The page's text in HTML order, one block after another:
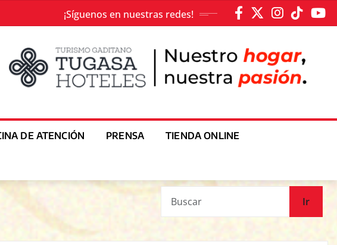
¡Síguenos en nuestras redes!
DE ATENCIÓN PRENSA TIENDA ONLINE
Ir